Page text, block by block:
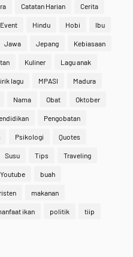
Catatan Harian Cerita
Event Hindu Hobi Ibu
Jawa Jepang Kebiasaan
Kuliner Lagu anak
lagu MPASI Madura
Nama Obat Oktober
Pengobatan
Psikologi Quotes
Susu Tips Traveling
Youtube buah
makanan
ikan politik tiip